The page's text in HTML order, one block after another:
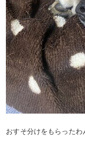
おすそ分けをもらったわ